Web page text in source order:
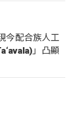
今配合族人工
」凸顯